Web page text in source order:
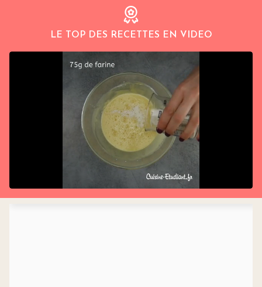
LE TOP DES RECETTES EN VIDEO